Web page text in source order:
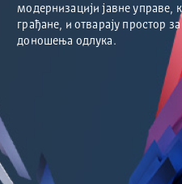
модернизацији јавне управе,
грађане, и отварају простор
доношења одлука.